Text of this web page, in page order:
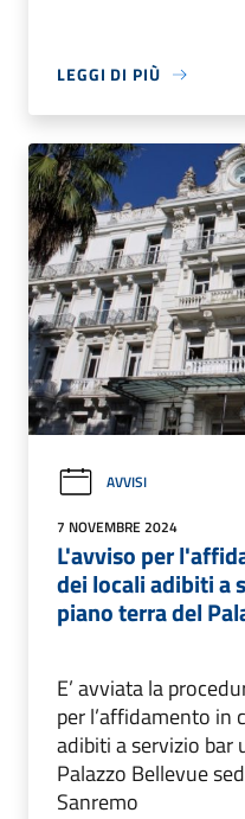
LEGGI DI PIÙ
AVVISI
7 NOVEMBRE 2024
L'avviso per
dei locali adibiti a
piano terra del
E’ avviata la
per l’affidamento in
adibiti a servizio bar
Palazzo Bellevue
Sanremo